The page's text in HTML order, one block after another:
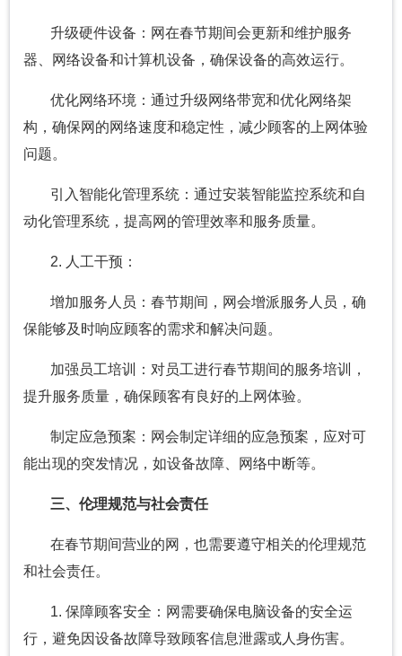
升级硬件设备：网在春节期间会更新和维护服务
器、网络设备和计算机设备，确保设备的高效运行。
优化网络环境：通过升级网络带宽和优化网络架
构，确保网的网络速度和稳定性，减少顾客的上网体验
问题。
引入智能化管理系统：通过安装智能监控系统和自
动化管理系统，提高网的管理效率和服务质量。
2. 人工干预：
增加服务人员：春节期间，网会增派服务人员，确
保能够及时响应顾客的需求和解决问题。
加强员工培训：对员工进行春节期间的服务培训，
提升服务质量，确保顾客有良好的上网体验。
制定应急预案：网会制定详细的应急预案，应对可
能出现的突发情况，如设备故障、网络中断等。
三、伦理规范与社会责任
在春节期间营业的网，也需要遵守相关的伦理规范
和社会责任。
1. 保障顾客安全：网需要确保电脑设备的安全运
行，避免因设备故障导致顾客信息泄露或人身伤害。